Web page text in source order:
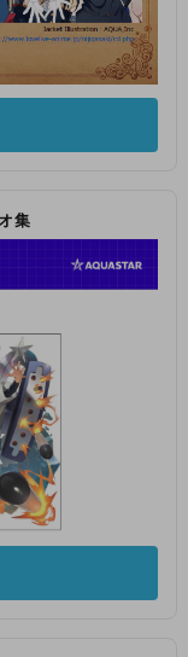
集